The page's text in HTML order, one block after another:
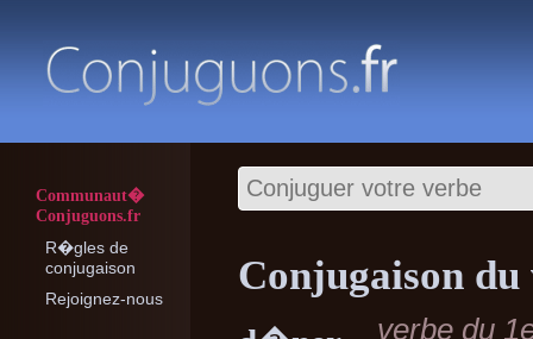
Communaut�
Conjuguons.fr
R�gles de
conjugaison
Rejoignez-nous
Conjugaison
verbe du